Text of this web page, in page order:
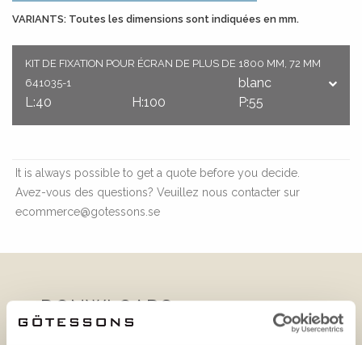
VARIANTS: Toutes les dimensions sont indiquées en mm.
KIT DE FIXATION POUR ÉCRAN DE PLUS DE 1800 MM, 72 MM
641035-1
blanc
L:40
H:100 P:55
It is always possible to get a quote before you decide.
Avez-vous des questions? Veuillez nous contacter sur
ecommerce@gotessons.se
DONWLOADS